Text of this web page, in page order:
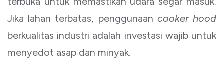
Jika lahan terbatas, penggunaan cooker hood
berkualitas industri adalah investasi wajib untuk
menyedot asap dan minyak.